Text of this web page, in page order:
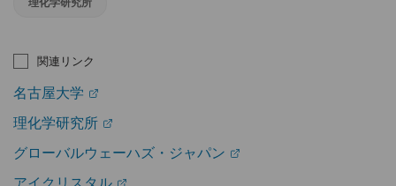
関連リンク
名古屋大学
理化学研究所
グローバルウェーハズ・ジャパン